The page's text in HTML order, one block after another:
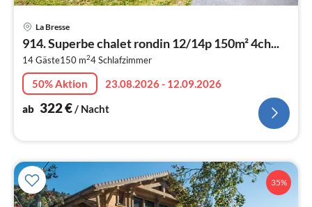
La Bresse
914. Superbe chalet rondin 12/14p 150m² 4ch...
14 Gäste150 m24Schlafzimmer
50% Aktion
23.08.2026 - 12.09.2026
ab 322€/ Nacht
35%